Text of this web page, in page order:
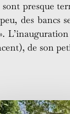
presque
des bancs
de son